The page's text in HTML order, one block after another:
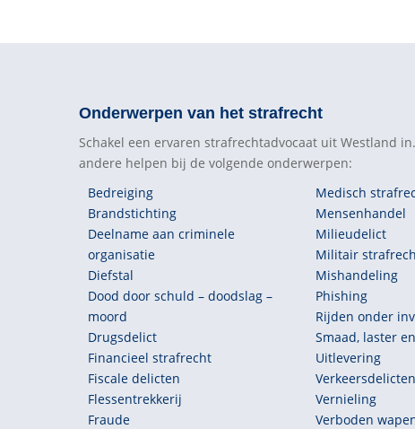
Onderwerpen van het strafrecht
Schakel een ervaren strafrechtadvocaat uit Westland
andere helpen bij de volgende onderwerpen:
Bedreiging
Brandstichting
Deelname aan criminele
organisatie
Diefstal
Dood door schuld – doodslag –
moord
Drugsdelict
Financieel strafrecht
Fiscale delicten
Flessentrekkerij
Fraude
Medisch
Mensenhandel
Milieudelict
Militair
Mishandeling
Phishing
Rijden onder
Smaad, laster
Uitlevering
Verkeersdelicten
Vernieling
Verboden